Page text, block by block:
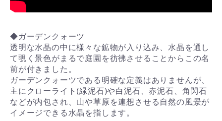
◆ガーデンクォーツ
透明な水晶の中に様々な鉱物が入り込み、水晶を通し
て覗く景色がまるで庭園を彷彿させることからこの名
前が付きました。
ガーデンクォーツである明確な定義はありませんが、
主にクローライト(緑泥石)や白泥石、赤泥石、角閃石
などが内包され、山や草原を連想させる自然の風景が
イメージできる水晶を指します。